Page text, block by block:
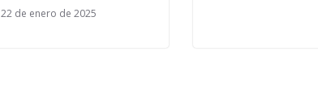
22 de enero de 2025